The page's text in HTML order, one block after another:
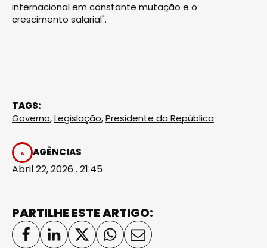
internacional em constante mutação e o
crescimento salarial".
TAGS:
Governo,Legislação,Presidente da República
AGÊNCIAS
Abril 22, 2026 . 21:45
PARTILHE ESTE ARTIGO: